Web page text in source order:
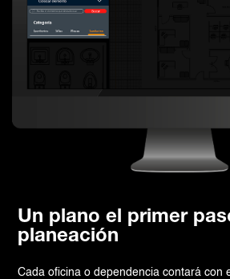
Un plano el primer
planeación
Cada oficina o dependencia contará con